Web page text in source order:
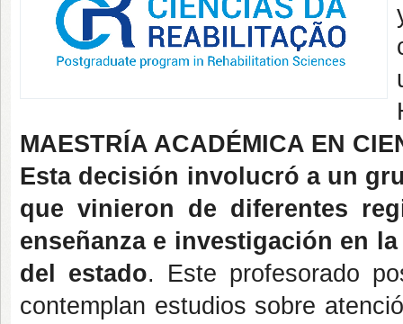
MAESTRÍA ACADÉMICA EN
Esta decisión involucró a un
que vinieron de diferentes
enseñanza e investigación en
del estado. Este profesorado
contemplan estudios sobre